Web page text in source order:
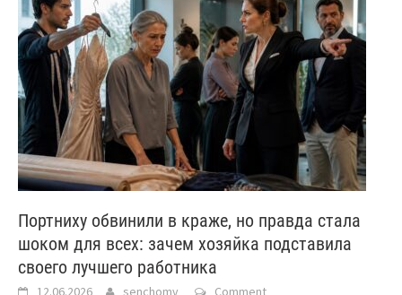
Портниху обвинили в краже, но правда стала
шоком для всех: зачем хозяйка подставила
своего лучшего работника
12.06.2026 senchomv Comment